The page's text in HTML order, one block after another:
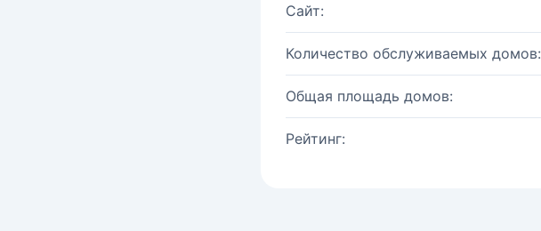
Сайт:
Количество обслуживаемых домов:
Общая площадь домов:
Рейтинг: